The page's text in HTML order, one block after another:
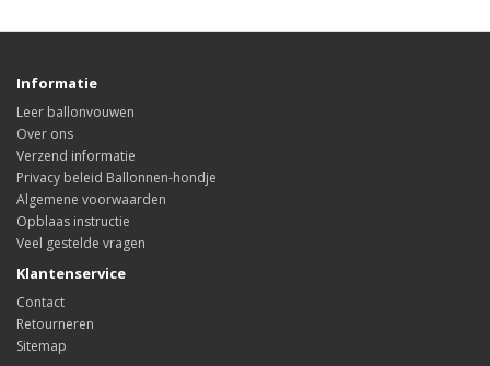
Informatie
Leer ballonvouwen
Over ons
Verzend informatie
Privacy beleid Ballonnen-hondje
Algemene voorwaarden
Opblaas instructie
Veel gestelde vragen
Klantenservice
Contact
Retourneren
Sitemap